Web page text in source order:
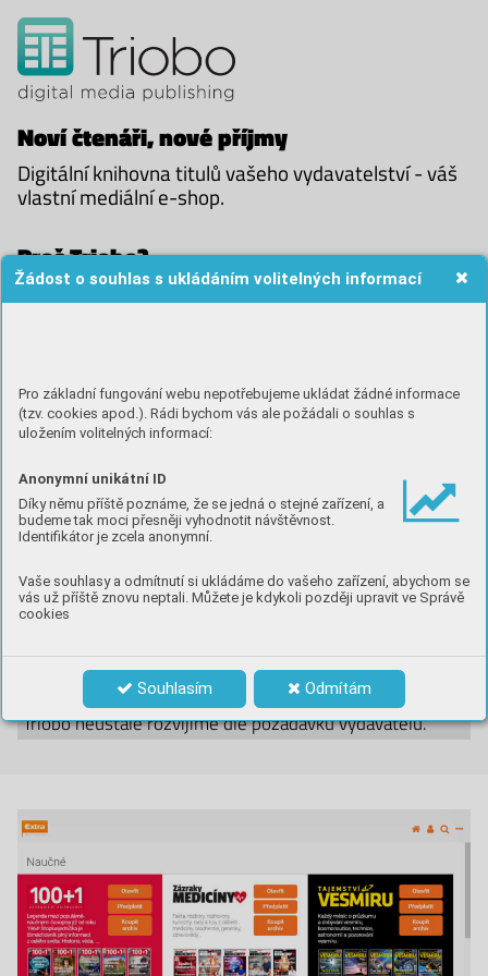
Žádost o souhlas s ukládáním volitelných informací
Pro základní fungování webu nepotřebujeme ukládat žádné informace
(tzv. cookies apod.). Rádi bychom vás ale požádali o souhlas s
uložením volitelných informací:
Anonymní unikátní ID
Díky němu příště poznáme, že se jedná o stejné zařízení, a
budeme tak moci přesněji vyhodnotit návštěvnost.
Identifikátor je zcela anonymní.
Vaše souhlasy a odmítnutí si ukládáme do vašeho zařízení, abychom se
vás už příště znovu neptali. Můžete je kdykoli později upravit ve Správě
cookies
Souhlasím Odmítám
Novíčtenáři, nové příjmy
Digitální knihovna titulů vašeho vydavatelství - váš
vlastní mediální e-shop.
Proč Triobo?
Známe váš svět, byli jsme vydavatelé. A navíc rozumíme
Knihovna pouze s vašimi tituly, s vaším brandem, na vaší
internetové adrese.
Neúčtujeme provize z prodeje.
Čtenáři jsou výhradně vašimi
Provoz na bázi měsíčního pronájmu bezohleduna počet
titulů, čtenářů atd.
Ověřené řešení: Škoda Auto, Vltava Labe Media, Extra
Publishing, First Class, Marketing & Media...
Triobo neustále rozvíjíme dle požadavků vydavatelů.